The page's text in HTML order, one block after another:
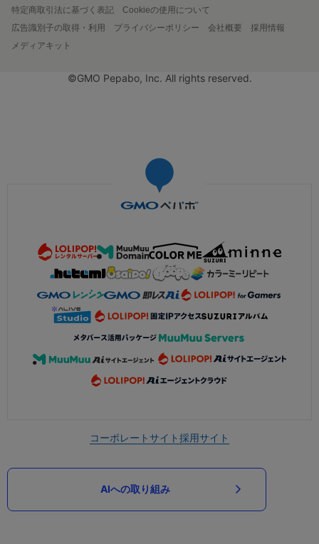
特定商取引法に基づく表記
Cookieの使用について
広告識別子の取得・利用
プライバシーポリシー 会社概要
採用情報
メディアキット
©GMO Pepabo, Inc. All rights reserved.
コーポレートサイト採用サイト
AIへの取り組み